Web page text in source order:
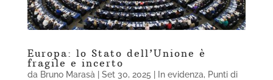
Europa: lo Stato dell’Unione è
fragile e incerto
da Bruno Marasà Set 30, 2025 In evidenza, Punti di